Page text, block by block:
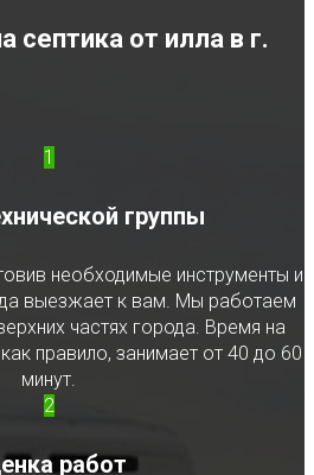
септика от илла в г.
1
группы
необходимые инструменты и
выезжает к вам. Мы работаем
частях города. Время на
правило, занимает от 40 до 60
минут.
2
работ